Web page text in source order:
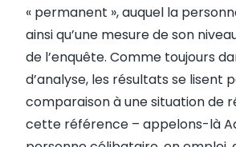
« permanent », auquel la
ainsi qu’une mesure de son
de l’enquête. Comme toujours
d’analyse, les résultats se lisent
comparaison à une situation de
cette référence – appelons-là